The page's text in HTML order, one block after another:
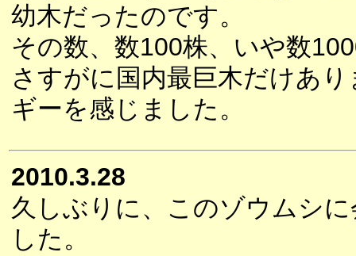
幼木だったのです。
その数、数100株、いや数
さすがに国内最巨木だけあ
ギーを感じました。
2010.3.28
久しぶりに、このゾウムシ
した。